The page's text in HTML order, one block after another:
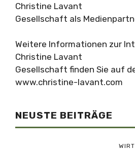
Christine Lavant
Gesellschaft als
Weitere Informationen zur
Christine Lavant
Gesellschaft finden Sie auf
www.christine-lavant.com
NEUSTE BEITRÄGE